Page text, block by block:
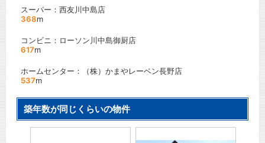
スーパー：西友川中島店
368m
コンビニ：ローソン川中島御厨店
617m
ホームセンター：（株）かまやレーベン長野店
537m
築年数が同じくらいの物件